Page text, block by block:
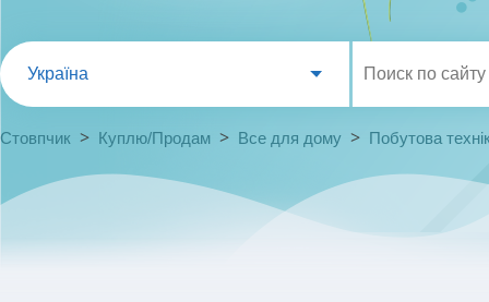
Україна
Стовпчик > Куплю/Продам > Все для дому > Побутова